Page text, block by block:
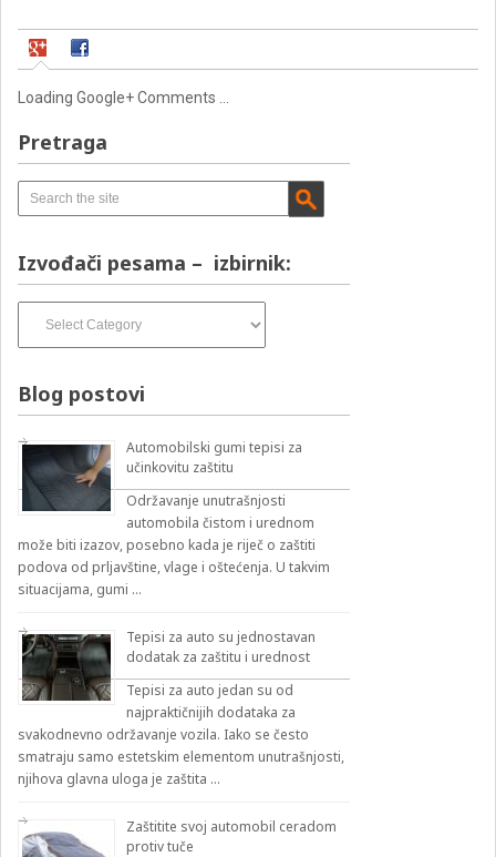
Loading Google+ Comments ...
Pretraga
Izvođači pesama – izbirnik:
pesama
Blog postovi
Automobilski gumi tepisi za
učinkovitu zaštitu
Održavanje unutrašnjosti
automobila čistom i urednom
može biti izazov, posebno kada je riječ o zaštiti
podova od prljavštine, vlage i oštećenja. U takvim
situacijama, gumi …
Tepisi za auto su jednostavan
dodatak za zaštitu i urednost
Tepisi za auto jedan su od
najpraktičnijih dodataka za
svakodnevno održavanje vozila. Iako se često
smatraju samo estetskim elementom unutrašnjosti,
njihova glavna uloga je zaštita …
Zaštitite svoj automobil ceradom
protiv tuče